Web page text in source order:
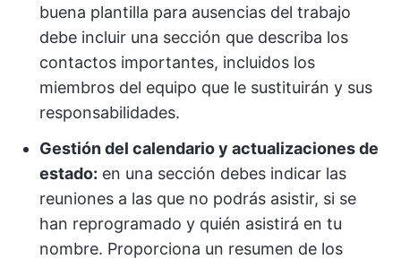
buena plantilla para ausencias del trabajo
debe incluir una sección que describa los
contactos importantes, incluidos los
miembros del equipo que le sustituirán y sus
responsabilidades.
Gestión del calendario y actualizaciones de
estado: en una sección debes indicar las
reuniones a las que no podrás asistir, si se
han reprogramado y quién asistirá en tu
nombre. Proporciona un resumen de los